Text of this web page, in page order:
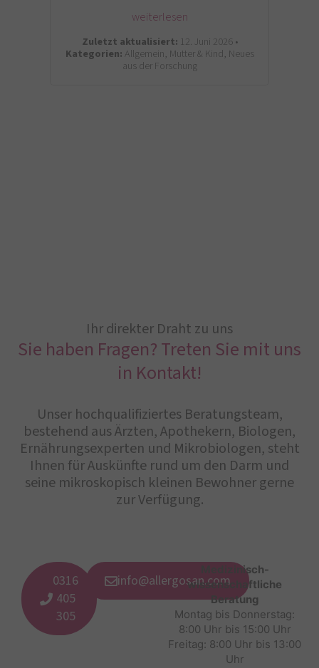
weiterlesen
Zuletzt aktualisiert: 12. Juni 2026 •
Kategorien: Allgemein, Mutter & Kind, Neues
aus der Forschung
Ihr direkter Draht zu uns
Sie haben Fragen? Treten Sie mit uns
in Kontakt!
Unser hochqualifiziertes Beratungsteam,
bestehend aus Ärzten, Apothekern, Biologen,
Ernährungsexperten und Mikrobiologen, steht
Ihnen für Auskünfte rund um den Darm und
seine mikroskopisch kleinen Bewohner gerne
zur Verfügung.
0316
405
305
info@allergosan.com
Medizinisch-
wissenschaftliche
Beratung
Montag bis Donnerstag:
8:00 Uhr bis 15:00 Uhr
Freitag: 8:00 Uhr bis 13:00
Uhr